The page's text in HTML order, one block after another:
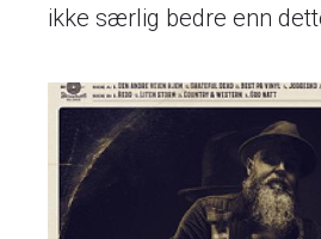
ikke særlig bedre enn